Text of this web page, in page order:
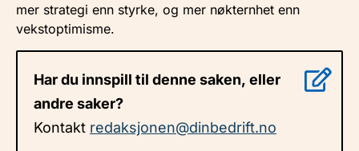
mer strategi enn styrke, og mer nøkternhet enn
vekstoptimisme.
Har du innspill til denne saken, eller
andre saker?
Kontakt redaksjonen@dinbedrift.no